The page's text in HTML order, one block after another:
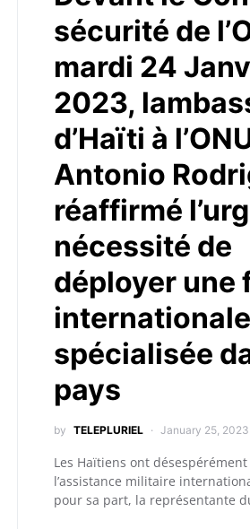
sécurité de
mardi 24
2023,
d’Haïti à
Antonio
réaffirmé
nécessité de
déployer une
internationale
spécialisée
pays
by TELEPLURIEL January 25, 2023
Les Haïtiens ont
l’assistance militaire
pour sa part, la représentante